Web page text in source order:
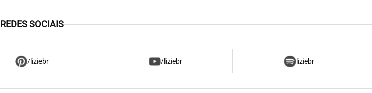
REDES SOCIAIS
/liziebr /liziebr liziebr